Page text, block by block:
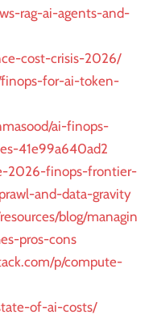
rag-ai-agents-and-
cost-crisis-2026/
finops-for-ai-token-
ai-finops-
41e99a640ad2
2026-finops-frontier-
and-data-gravity
blog/managin
pros-cons
p/compute-
of-ai-costs/